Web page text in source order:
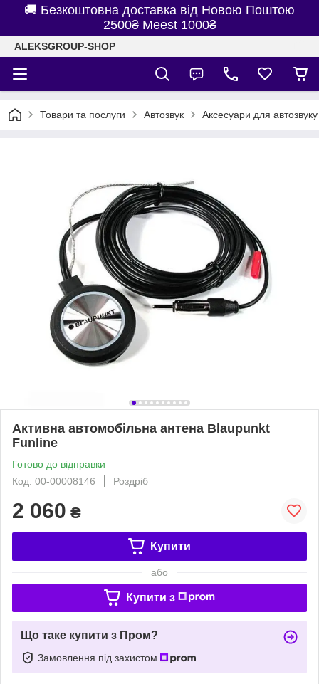
🚚 Безкоштовна доставка від Новою Поштою
2500₴ Meest 1000₴
ALEKSGROUP-SHOP
Товари та послуги Автозвук Аксесуари для автозвуку
Активна автомобільна антена Blaupunkt
Funline
Готово до відправки
Код: 00-00008146
Роздріб
2 060 ₴
Купити
або
Купити з
Що таке купити з Пром?
Замовлення під захистом